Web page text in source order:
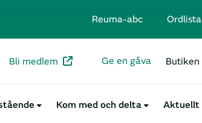
Reuma-abc Ordlista
Bli medlem Ge en gåva Butiken
Kom med och delta Aktuellt